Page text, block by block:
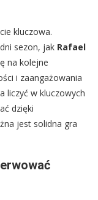
kluczowa.
sezon, jak Rafael
na kolejne
i zaangażowania
liczyć w kluczowych
dzięki
jest solidna gra